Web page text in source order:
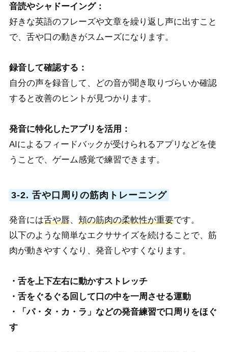
音読やシャドーイング：
好きな英語のフレーズや文章を繰り返し声に出すこと
で、舌や口の動きがスムーズになります。
録音して確認する：
自分の声を録音して、どの音が聞き取りづらいか確認
すると改善のヒントが見つかります。
発音に特化したアプリを活用：
AIによるフィードバックが受けられるアプリなどを使
うことで、ゲーム感覚で練習できます。
3-2. 舌や口周りの筋肉トレーニング
発音には舌や唇、 頬の筋肉の柔軟性が重要です。
以下のような簡単なエクササイズを続けることで、筋
肉が動きやすくなり、発音しやすくなります。
・舌を上下左右に動かすストレッチ
・舌をぐるぐる回して口の中を一周させる運動
・「パ・タ・カ・ラ」などの発音練習で口周りをほぐ
す